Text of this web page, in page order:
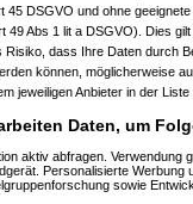
DSGVO und ohne
49 Abs 1 lit a DSGVO). Dies
dass Ihre Daten durch
können, möglicherweise
jeweiligen Anbieter in der
Daten, um
aktiv abfragen. Verwendung
Personalisierte Werbung
sowie